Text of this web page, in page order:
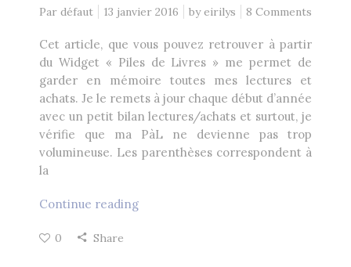
Par défaut 13 janvier 2016 byeirilys 8 Comments
Cet article, que vous pouvez retrouver à partir
du Widget « Piles de Livres » me permet de
garder en mémoire toutes mes lectures et
achats. Je le remets à jour chaque début d’année
avec un petit bilan lectures/achats et surtout, je
vérifie que ma PàL ne devienne pas trop
volumineuse. Les parenthèses correspondent à
la
Continue reading
0 Share